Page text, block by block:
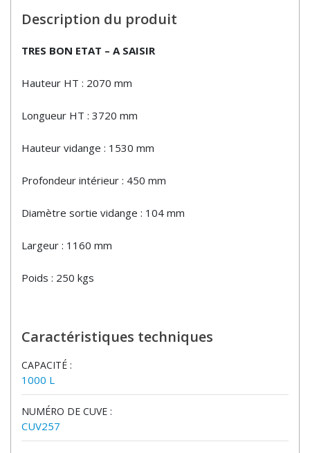
Description du produit
TRES BON ETAT – A SAISIR
Hauteur HT : 2070 mm
Longueur HT : 3720 mm
Hauteur vidange : 1530 mm
Profondeur intérieur : 450 mm
Diamètre sortie vidange : 104 mm
Largeur : 1160 mm
Poids : 250 kgs
Caractéristiques techniques
CAPACITÉ :
1000 L
NUMÉRO DE CUVE :
CUV257